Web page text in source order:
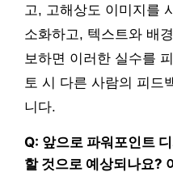
고, 고해상도 이미지를
소화하고, 텍스트와 배
보하면 이러한 실수를
토 시 다른 사람의 피드
니다.
Q: 앞으로 파워포인트
할 것으로 예상되나요?